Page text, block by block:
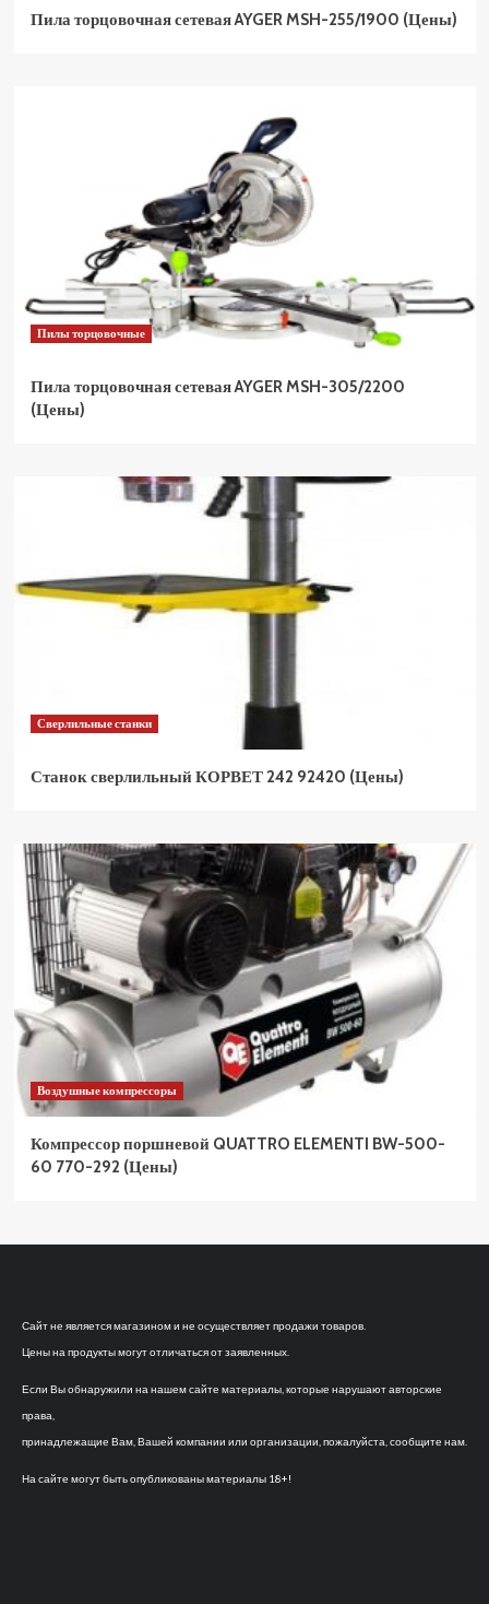
Пила торцовочная сетевая AYGER MSH-255/1900 (Цены)
Пилы торцовочные
Пила торцовочная сетевая AYGER MSH-305/2200
(Цены)
Сверлильные станки
Станок сверлильный КОРВЕТ 242 92420 (Цены)
Воздушные компрессоры
Компрессор поршневой QUATTRO ELEMENTI BW-500-
60 770-292 (Цены)
Сайт не является магазином и не осуществляет продажи товаров.
Цены на продукты могут отличаться от заявленных.
Если Вы обнаружили на нашем сайте материалы, которые нарушают авторские
права,
принадлежащие Вам, Вашей компании или организации, пожалуйста, сообщите нам.
На сайте могут быть опубликованы материалы 18+!